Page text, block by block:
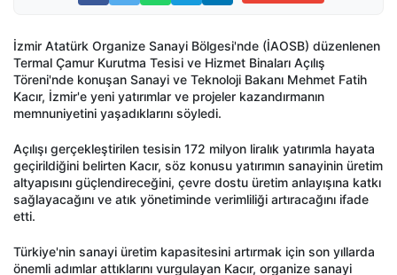
İzmir Atatürk Organize Sanayi Bölgesi'nde (İAOSB) düzenlenen
Termal Çamur Kurutma Tesisi ve Hizmet Binaları Açılış
Töreni'nde konuşan Sanayi ve Teknoloji Bakanı Mehmet Fatih
Kacır, İzmir'e yeni yatırımlar ve projeler kazandırmanın
memnuniyetini yaşadıklarını söyledi.
Açılışı gerçekleştirilen tesisin 172 milyon liralık yatırımla hayata
geçirildiğini belirten Kacır, söz konusu yatırımın sanayinin üretim
altyapısını güçlendireceğini, çevre dostu üretim anlayışına katkı
sağlayacağını ve atık yönetiminde verimliliği artıracağını ifade
etti.
Türkiye'nin sanayi üretim kapasitesini artırmak için son yıllarda
önemli adımlar attıklarını vurgulayan Kacır, organize sanayi